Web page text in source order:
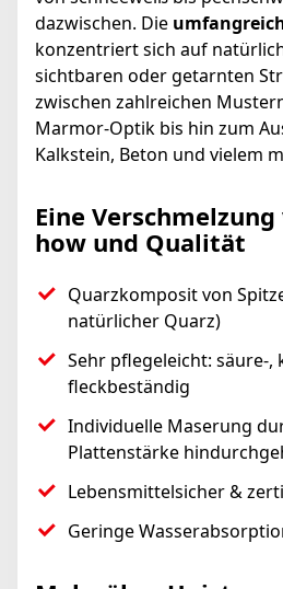
dazwischen. Die
konzentriert sich auf
sichtbaren oder getarnten
zwischen zahlreichen
Marmor-Optik bis hin zum
Kalkstein, Beton und vielem
Eine
how und Qualität
Quarzkomposit von
natürlicher Quarz)
Sehr pflegeleicht: säure-,
fleckbeständig
Individuelle Maserung
Plattenstärke
Lebensmittelsicher &
Geringe